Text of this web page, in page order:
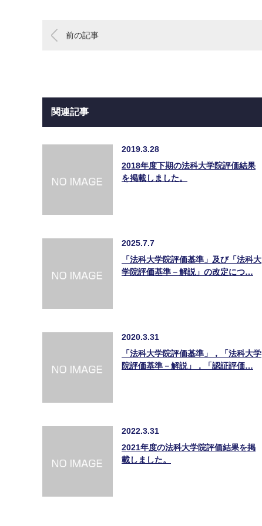
前の記事
関連記事
2019.3.28
2018年度下期の法科大学院評価結果
を掲載しました。
2025.7.7
「法科大学院評価基準」及び「法科大
学院評価基準－解説」の改定につ…
2020.3.31
「法科大学院評価基準」，「法科大学
院評価基準－解説」，「認証評価…
2022.3.31
2021年度の法科大学院評価結果を掲
載しました。